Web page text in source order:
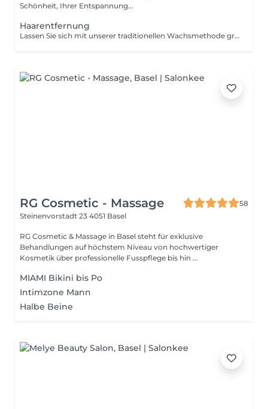
Schönheit, Ihrer Entspannung...
Haarentfernung
Lassen Sie sich mit unserer traditionellen Wachsmethode gründlich alle lästigen Haare entfernen und eine seidig glatte Haut zaubern.... Bei regelmässiger Anwendung werden die Haare sichtbar feiner und weniger... Die alternative Haarentfernung zu Warmwachs für empfindliche Haut.
RG Cosmetic - Massage
58
Steinenvorstadt 23 4051 Basel
RG Cosmetic & Massage in Basel steht für exklusive
Behandlungen auf höchstem Niveau von hochwertiger
Kosmetik über professionelle Fusspflege bis hin ...
MIAMI Bikini bis Po
Intimzone Mann
Halbe Beine